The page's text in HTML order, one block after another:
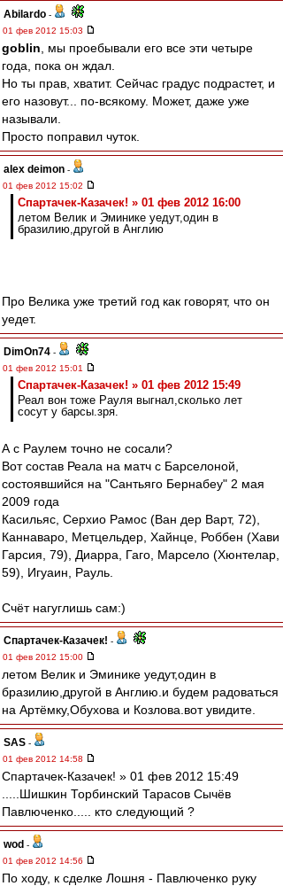
Abilardo -
01 фев 2012 15:03
goblin , мы проебывали его все эти четыре
года, пока он ждал.
Но ты прав, хватит. Сейчас градус подрастет, и
его назовут... по-всякому. Может, даже уже
называли.
Просто поправил чуток.
alex deimon -
01 фев 2012 15:02
Спартачек-Казачек! » 01 фев 2012 16:00
летом Велик и Эминике уедут,один в
бразилию,другой в Англию
Про Велика уже третий год как говорят, что он
уедет.
DimOn74 -
01 фев 2012 15:01
Спартачек-Казачек! » 01 фев 2012 15:49
Реал вон тоже Рауля выгнал,сколько лет
сосут у барсы.зря.
А с Раулем точно не сосали?
Вот состав Реала на матч с Барселоной,
состоявшийся на "Сантьяго Бернабеу" 2 мая
2009 года
Касильяс, Серхио Рамос (Ван дер Варт, 72),
Каннаваро, Метцельдер, Хайнце, Роббен (Хави
Гарсия, 79), Диарра, Гаго, Марсело (Хюнтелар,
59), Игуаин, Рауль.
Счёт нагуглишь сам:)
Спартачек-Казачек! -
01 фев 2012 15:00
летом Велик и Эминике уедут,один в
бразилию,другой в Англию.и будем радоваться
на Артёмку,Обухова и Козлова.вот увидите.
SAS -
01 фев 2012 14:58
Спартачек-Казачек! » 01 фев 2012 15:49
.....Шишкин Торбинский Тарасов Сычёв
Павлюченко..... кто следующий ?
wod -
01 фев 2012 14:56
По ходу, к сделке Лошня - Павлюченко руку